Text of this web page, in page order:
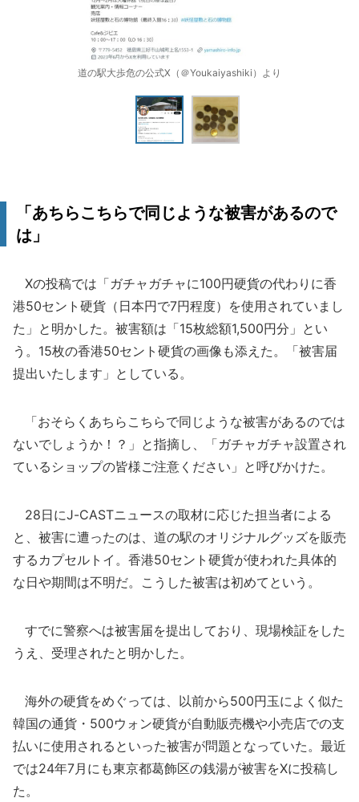
道の駅大歩危の公式X（＠Youkaiyashiki）より
「あちらこちらで同じような被害があるので
は」
Xの投稿では「ガチャガチャに100円硬貨の代わりに香
港50セント硬貨（日本円で7円程度）を使用されていまし
た」と明かした。被害額は「15枚総額1,500円分」とい
う。15枚の香港50セント硬貨の画像も添えた。「被害届
提出いたします」としている。
「おそらくあちらこちらで同じような被害があるのでは
ないでしょうか！？」と指摘し、「ガチャガチャ設置され
ているショップの皆様ご注意ください」と呼びかけた。
28日にJ-CASTニュースの取材に応じた担当者による
と、被害に遭ったのは、道の駅のオリジナルグッズを販売
するカプセルトイ。香港50セント硬貨が使われた具体的
な日や期間は不明だ。こうした被害は初めてという。
すでに警察へは被害届を提出しており、現場検証をした
うえ、受理されたと明かした。
海外の硬貨をめぐっては、以前から500円玉によく似た
韓国の通貨・500ウォン硬貨が自動販売機や小売店での支
払いに使用されるといった被害が問題となっていた。最近
では24年7月にも東京都葛飾区の銭湯が被害をXに投稿し
た。